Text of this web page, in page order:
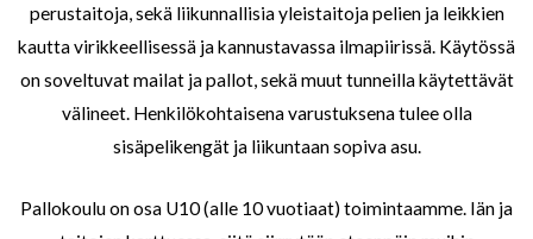
perustaitoja, sekä liikunnallisia yleistaitoja pelien ja leikkien
kautta virikkeellisessä ja kannustavassa ilmapiirissä. Käytössä
on soveltuvat mailat ja pallot, sekä muut tunneilla käytettävät
välineet. Henkilökohtaisena varustuksena tulee olla
sisäpelikengät ja liikuntaan sopiva asu.
Pallokoulu on osa U10 (alle 10 vuotiaat) toimintaamme. Iän ja